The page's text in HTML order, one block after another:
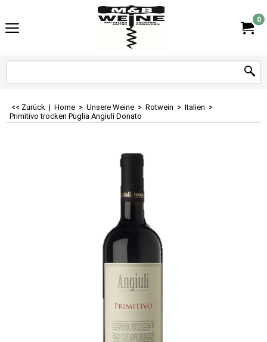
0
<< Zurück | Home > Unsere Weine > Rotwein > Italien >
Primitivo trocken Puglia Angiuli Donato